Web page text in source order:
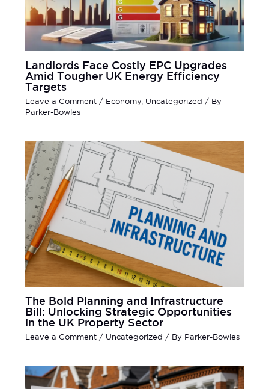
Landlords Face Costly EPC Upgrades
Amid Tougher UK Energy Efficiency
Targets
Leave a Comment / Economy, Uncategorized / By
Parker-Bowles
The Bold Planning and Infrastructure
Bill: Unlocking Strategic Opportunities
in the UK Property Sector
Leave a Comment / Uncategorized / By Parker-Bowles